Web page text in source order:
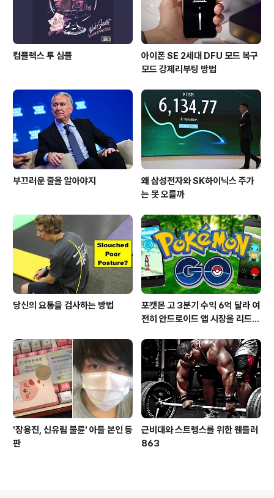
컴플렉스 투 심플
아이폰 SE 2세대 DFU 모드 복구
모드 강제리부팅 방법
부끄러운 줄을 알아야지
왜 삼성전자와 SK하이닉스 주가
는 못 오를까
당신의 요통을 검사하는 방법
포캣몬 고 3분기 수익 6억 달라 여
전히 안드로이드 앱 시장을 리드
'장용진, 신유림 불륜' 아들 본인 등
판
근비대와 스트렝스를 위한 웬들러
863